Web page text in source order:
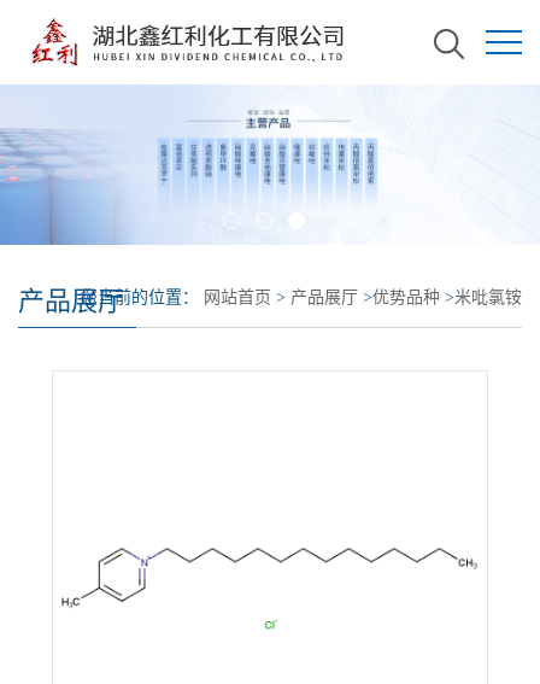
产品展厅您当前的位置： 网站首页 > 产品展厅 >优势品种 >米吡氯铵